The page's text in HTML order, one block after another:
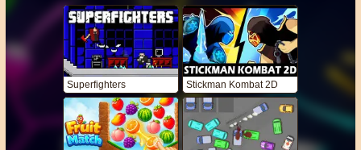
Superfighters Stickman Kombat 2D